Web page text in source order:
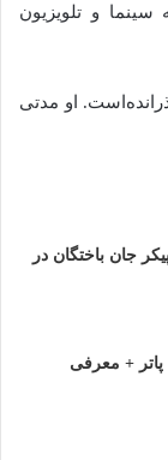
خرداد ۱۳۴۵) هنرپیشه سینما و تلویزیون
او مدتی
جان باختگان در
+ معرفی